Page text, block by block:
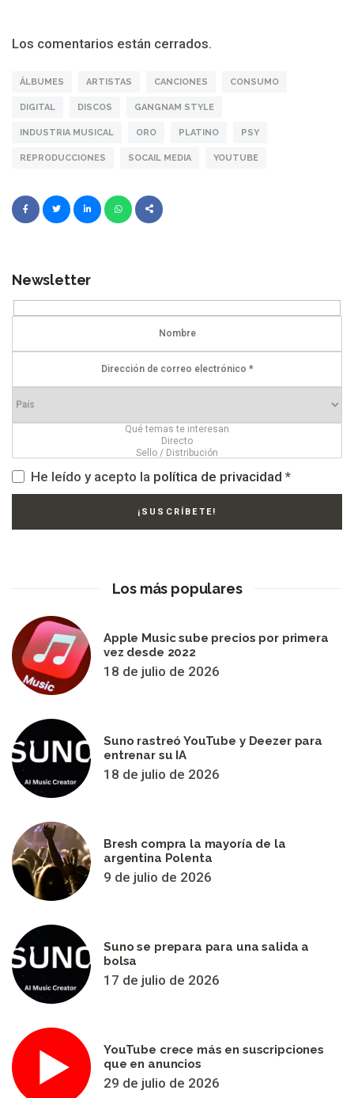
Los comentarios están cerrados.
ÁLBUMES ARTISTAS CANCIONES CONSUMO
DIGITAL DISCOS GANGNAM STYLE
INDUSTRIA MUSICAL ORO PLATINO PSY
REPRODUCCIONES SOCAIL MEDIA YOUTUBE
Newsletter
He leído y acepto la política de privacidad *
Los más populares
Apple Music sube precios por primera
vez desde 2022
18 de julio de 2026
Suno rastreó YouTube y Deezer para
entrenar su IA
18 de julio de 2026
Bresh compra la mayoría de la
argentina Polenta
9 de julio de 2026
Suno se prepara para una salida a
bolsa
17 de julio de 2026
YouTube crece más en suscripciones
que en anuncios
29 de julio de 2026